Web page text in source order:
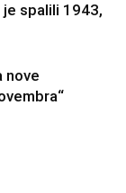
spalili 1943,
nove